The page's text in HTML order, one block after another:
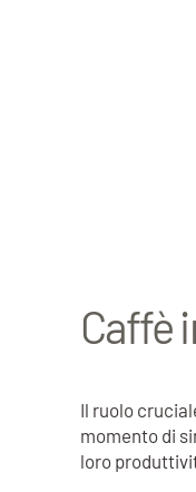
Caffè
Il ruolo
momento di
loro